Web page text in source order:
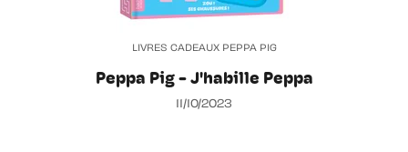
LIVRES CADEAUX PEPPA PIG
Peppa Pig - J'habille Peppa
11/10/2023